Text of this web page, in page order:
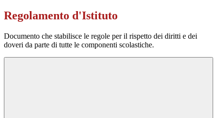
Regolamento d'Istituto
Documento che stabilisce le regole per il rispetto dei diritti e dei
doveri da parte di tutte le componenti scolastiche.